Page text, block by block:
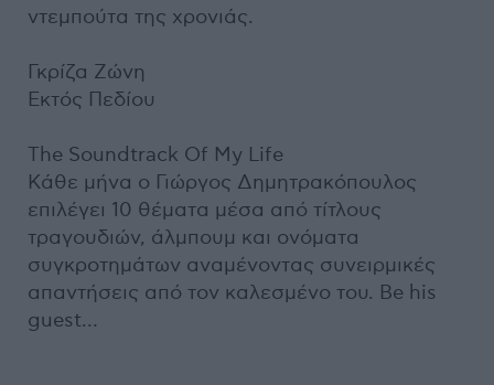
ντεμπούτα της χρονιάς.
Γκρίζα Ζώνη
Εκτός Πεδίου
The Soundtrack Of My Life
Κάθε μήνα ο Γιώργος Δημητρακόπουλος
επιλέγει 10 θέματα μέσα από τίτλους
τραγουδιών, άλμπουμ και ονόματα
συγκροτημάτων αναμένοντας συνειρμικές
απαντήσεις από τον καλεσμένο του. Be his
guest…